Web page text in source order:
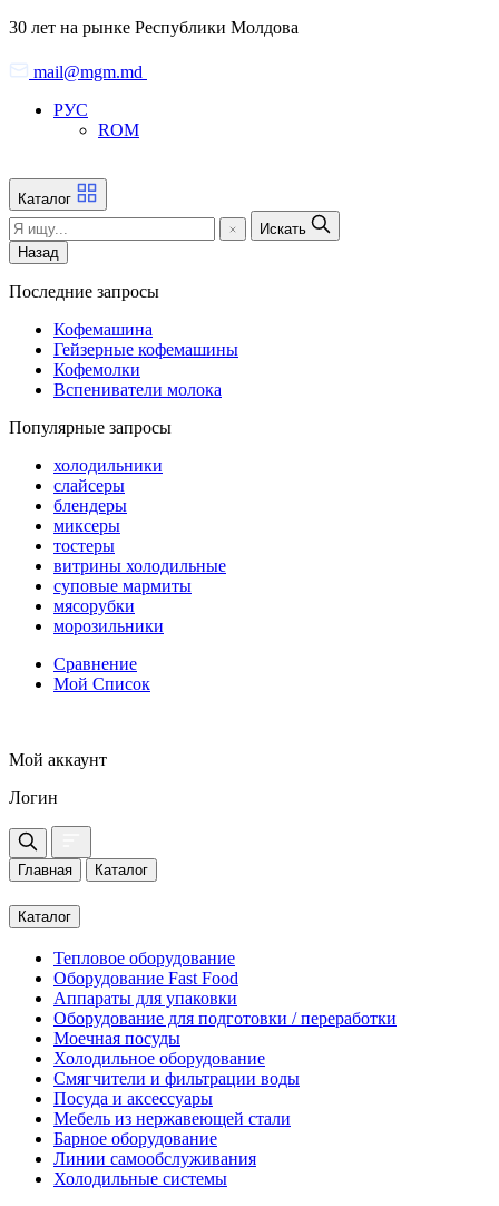
Skip
the
content
30 лет на рынке Республики Молдова
mail@mgm.md
РУС
ROM
Каталог
Искать
Назад
Последние запросы
Кофемашина
Гейзерные кофемашины
Кофемолки
Вспениватели молока
Популярные запросы
холодильники
слайсеры
блендеры
миксеры
тостеры
витрины холодильные
суповые мармиты
мясорубки
морозильники
Сравнение
Мой Список
Мой аккаунт
Логин
Главная Каталог
Каталог
Тепловое оборудование
Оборудование Fast Food
Аппараты для упаковки
Оборудование для подготовки / переработки
Моечная посуды
Холодильное оборудование
Смягчители и фильтрации воды
Посуда и аксессуары
Мебель из нержавеющей стали
Барное оборудование
Линии самообслуживания
Холодильные системы